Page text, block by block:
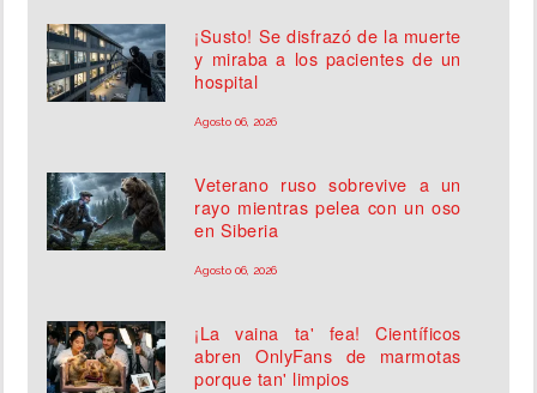
¡Susto! Se disfrazó de la muerte
y miraba a los pacientes de un
hospital
Agosto 06, 2026
Veterano ruso sobrevive a un
rayo mientras pelea con un oso
en Siberia
Agosto 06, 2026
¡La vaina ta' fea! Científicos
abren OnlyFans de marmotas
porque tan' limpios